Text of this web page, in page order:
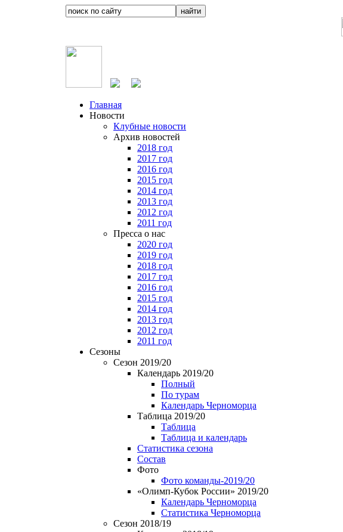
Главная
Новости
Клубные новости
Архив новостей
2018 год
2017 год
2016 год
2015 год
2014 год
2013 год
2012 год
2011 год
Пресса о нас
2020 год
2019 год
2018 год
2017 год
2016 год
2015 год
2014 год
2013 год
2012 год
2011 год
Сезоны
Сезон 2019/20
Календарь 2019/20
Полный
По турам
Календарь Черноморца
Таблица 2019/20
Таблица
Таблица и календарь
Статистика сезона
Состав
Фото
Фото команды-2019/20
«Олимп-Кубок России» 2019/20
Календарь Черноморца
Статистика Черноморца
Сезон 2018/19